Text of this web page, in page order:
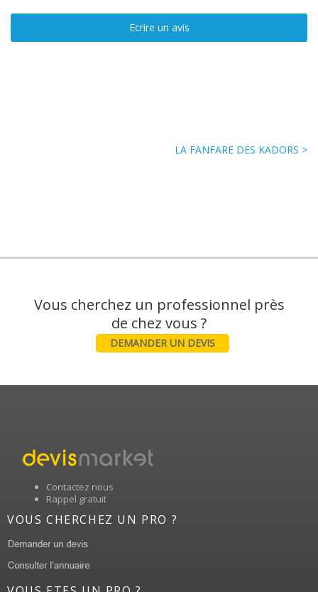
Ecrire un avis
LA FANFARE DES KADORS >
Vous cherchez un professionnel près
DEMANDER UN DEVIS
Contactez nous
Rappel gratuit
VOUS CHERCHEZ UN PRO ?